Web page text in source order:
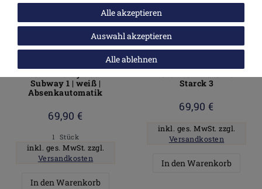
WC Sitz mit Deckel Flat
Subway 1 | weiß |
Absenkautomatik
69,90 €
1 Stück
inkl. ges. MwSt. zzgl.
Versandkosten
In den Warenkorb
Pressalit PreSta WC
Starck 3
69,90 €
inkl. ges. MwSt. zzgl.
Versandkosten
In den Warenkorb
Alle akzeptieren
Auswahl akzeptieren
Alle ablehnen